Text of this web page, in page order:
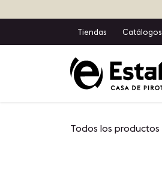
Tiendas Catálogos
Todos los productos